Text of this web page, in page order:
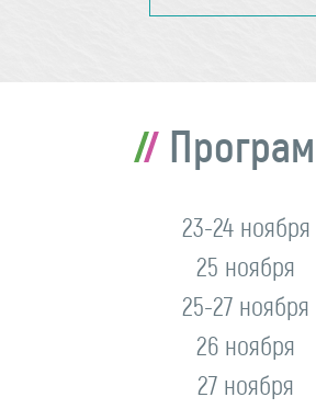
23-24 ноября
25 ноября
25-27 ноября
26 ноября
27 ноября